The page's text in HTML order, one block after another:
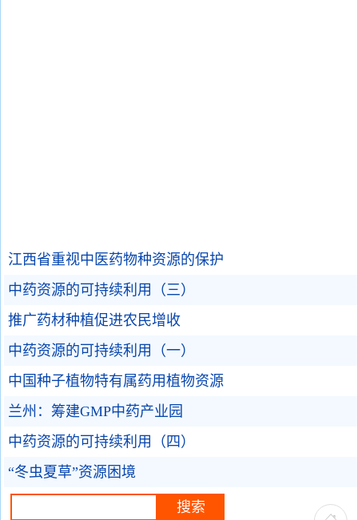
江西省重视中医药物种资源的保护
中药资源的可持续利用（三）
推广药材种植促进农民增收
中药资源的可持续利用（一）
中国种子植物特有属药用植物资源
兰州：筹建GMP中药产业园
中药资源的可持续利用（四）
“冬虫夏草”资源困境